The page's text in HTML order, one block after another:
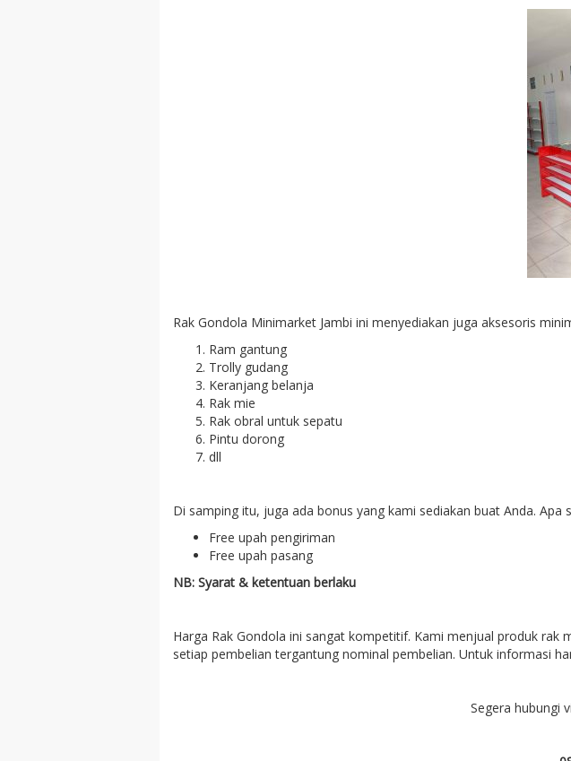
Rak Gondola Minimarket Jambi ini menyediakan juga aksesoris
Ram gantung
Trolly gudang
Keranjang belanja
Rak mie
Rak obral untuk sepatu
Pintu dorong
dll
Di samping itu, juga ada bonus yang kami sediakan buat Anda.
Free upah pengiriman
Free upah pasang
NB: Syarat & ketentuan berlaku
Harga Rak Gondola ini sangat kompetitif. Kami menjual produk rak
setiap pembelian tergantung nominal pembelian. Untuk informasi
Segera hubungi